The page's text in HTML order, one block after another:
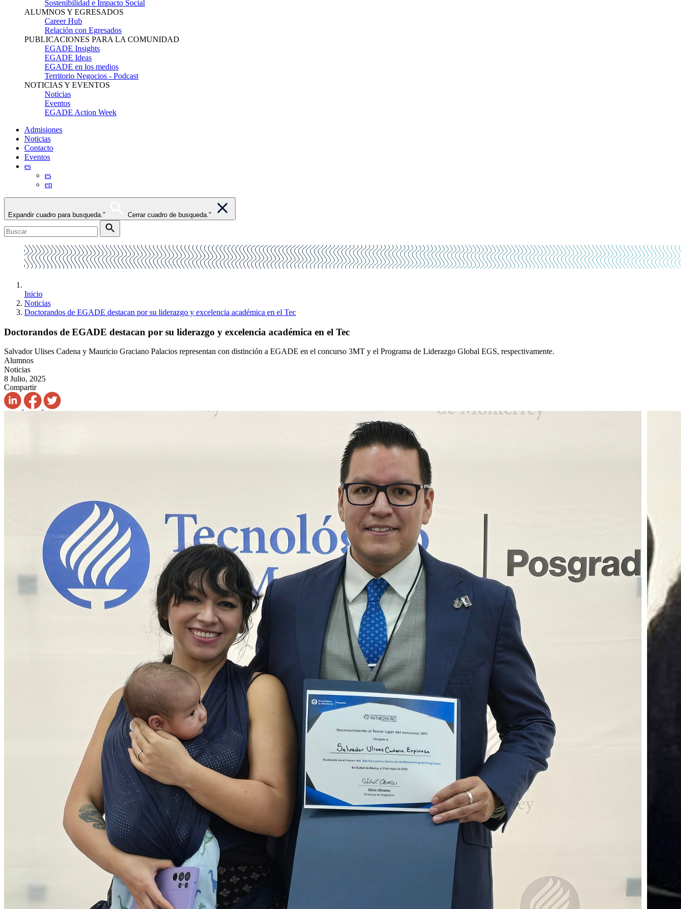
Sostenibilidad e Impacto Social
ALUMNOS Y EGRESADOS
Career Hub
Relación con Egresados
PUBLICACIONES PARA LA COMUNIDAD
EGADE Insights
EGADE Ideas
EGADE en los medios
Territorio Negocios - Podcast
NOTICIAS Y EVENTOS
Noticias
Eventos
EGADE Action Week
Admisiones
Noticias
Contacto
Eventos
es
es
en
Expandir cuadro para busqueda." Cerrar cuadro de busqueda."
Inicio
Noticias
Doctorandos de EGADE destacan por su liderazgo y excelencia académica en el Tec
Doctorandos de EGADE destacan por su liderazgo y excelencia académica en el Tec
Salvador Ulises Cadena y Mauricio Graciano Palacios representan con distinción a EGADE en el concurso 3MT y el Programa de Liderazgo Global EGS, respectivamente.
Alumnos
Noticias
8 Julio, 2025
Compartir